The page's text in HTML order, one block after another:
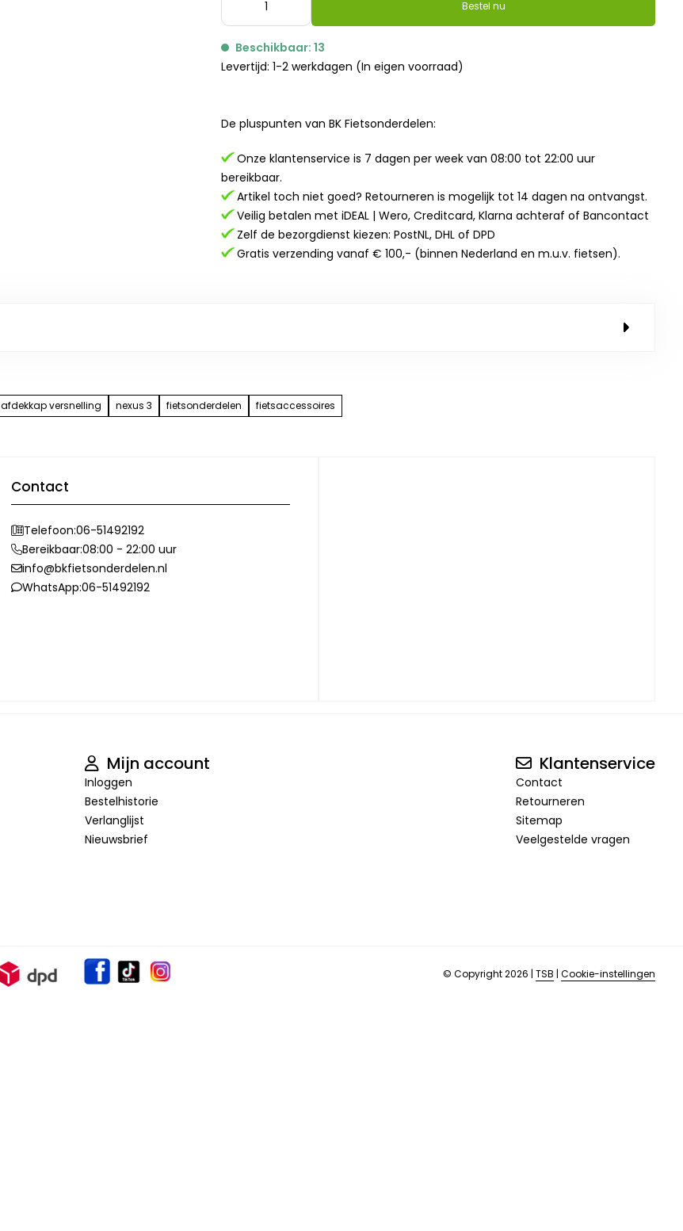
Bestel nu
Beschikbaar: 13
Levertijd: 1-2 werkdagen (In eigen voorraad)
De pluspunten van BK Fietsonderdelen:
Onze klantenservice is 7 dagen per week van 08:00 tot 22:00 uur
bereikbaar.
Artikel toch niet goed? Retourneren is mogelijk tot 14 dagen na ontvangst.
Veilig betalen met iDEAL | Wero, Creditcard, Klarna achteraf of Bancontact
Zelf de bezorgdienst kiezen: PostNL, DHL of DPD
Gratis verzending vanaf € 100,- (binnen Nederland en m.u.v. fietsen).
afdekkap versnelling nexus 3 fietsonderdelen fietsaccessoires
Contact
Telefoon:06-51492192
Bereikbaar:08:00 - 22:00 uur
info@bkfietsonderdelen.nl
WhatsApp:06-51492192
Mijn account
Inloggen
Bestelhistorie
Verlanglijst
Nieuwsbrief
Klantenservice
Contact
Retourneren
Sitemap
Veelgestelde vragen
© Copyright 2026 | TSB | Cookie-instellingen